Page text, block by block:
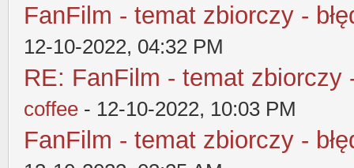
FanFilm - temat zbiorczy -
12-10-2022, 04:32 PM
RE: FanFilm - temat zbiorczy
coffee - 12-10-2022, 10:03 PM
FanFilm - temat zbiorczy -